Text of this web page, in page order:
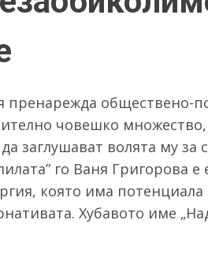
пренарежда обществено-
човешко
да заглушават волята му
го Ваня Григорова
която има
Хубавото име